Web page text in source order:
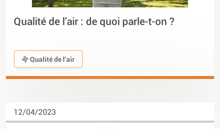
Qualité de l’air : de quoi parle-t-on ?
Qualité de l’air
12/04/2023